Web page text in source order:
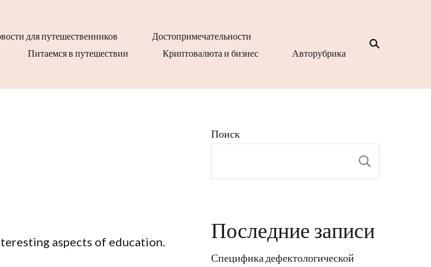
для путешественников
Достопримечательности
Питаемся в путешествии Криптовалюта и бизнес Авторубрика
aspects of education.
Поиск
Последние записи
Специфика дефектологической